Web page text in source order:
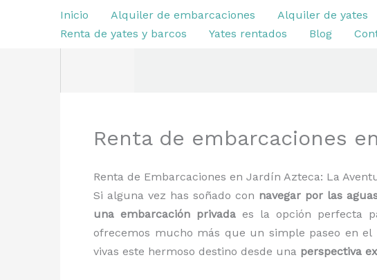
Inicio Alquiler de embarcaciones Alquiler de yates
Renta de yates y barcos
Yates rentados Blog
Renta de embarcaciones
Renta de Embarcaciones en Jardín Azteca: La
Si alguna vez has soñado con navegar por las
una embarcación privadaes la opción perfecta
ofrecemos mucho más que un simple paseo en
vivas este hermoso destino desde una perspectiva